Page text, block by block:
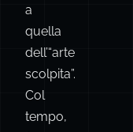
mentalità
del
“backup”
è
preferibile
a